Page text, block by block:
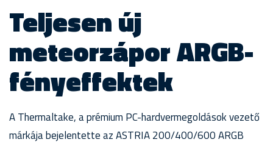
Teljesen új
meteorzápor ARGB-
fényeffektek
A Thermaltake, a prémium PC-hardvermegoldások vezető
márkája bejelentette az ASTRIA 200/400/600 ARGB